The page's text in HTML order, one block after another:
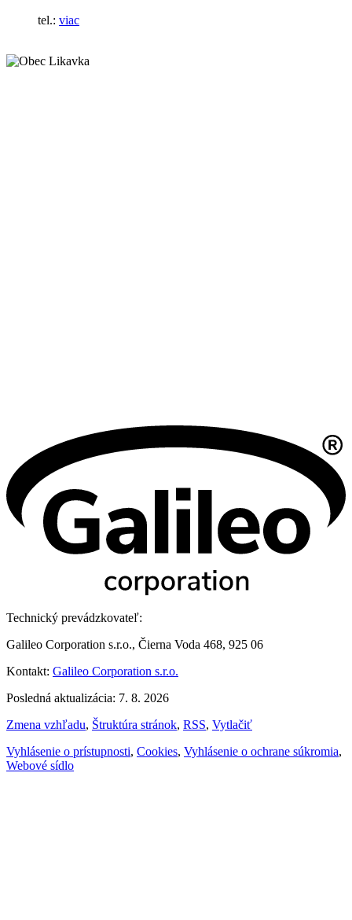
tel.: viac
Technický prevádzkovateľ:
Galileo Corporation s.r.o., Čierna Voda 468, 925 06
Kontakt: Galileo Corporation s.r.o.
Posledná aktualizácia: 7. 8. 2026
Zmena vzhľadu, Štruktúra stránok, RSS, Vytlačiť
Vyhlásenie o prístupnosti, Cookies, Vyhlásenie o ochrane súkromia,
Webové sídlo